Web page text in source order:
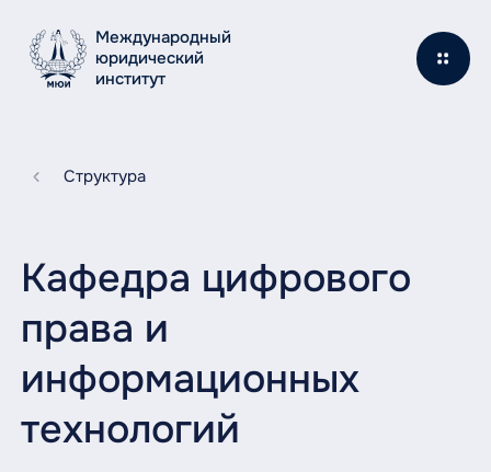
Международный
юридический
институт
Структура
Кафедра цифрового
права и
информационных
технологий